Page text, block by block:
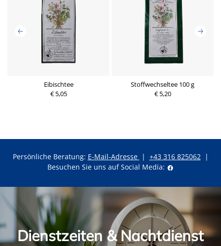
Eibischtee
€ 5,05
Stoffwechseltee 100 g
€ 5,20
Persönliche Beratung: E-Mail-Adresse | +43 316 825062|
Besuchen Sie uns auf Social Media:
Dienstzeiten & Nachtdienst